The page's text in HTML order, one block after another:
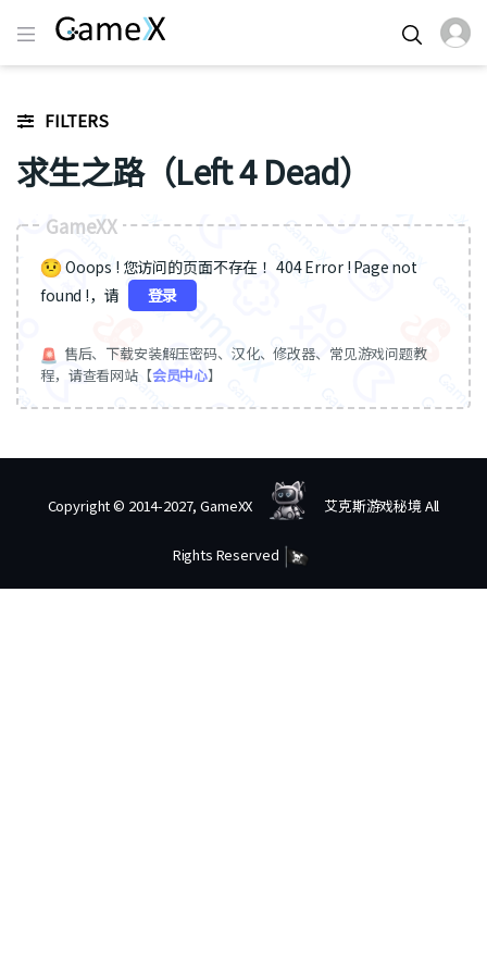
FILTERS
求生之路（Left 4 Dead）
GameXX
Ooops ! 您访问的页面不存在 ！404 Error ! Page not
found !，请
登录
售后、下载安装解压密码、汉化、修改器、常见游戏问题教
程，请查看网站【会员中心】
Copyright © 2014-2027, GameXX 艾克斯游戏秘境 All
Rights Reserved